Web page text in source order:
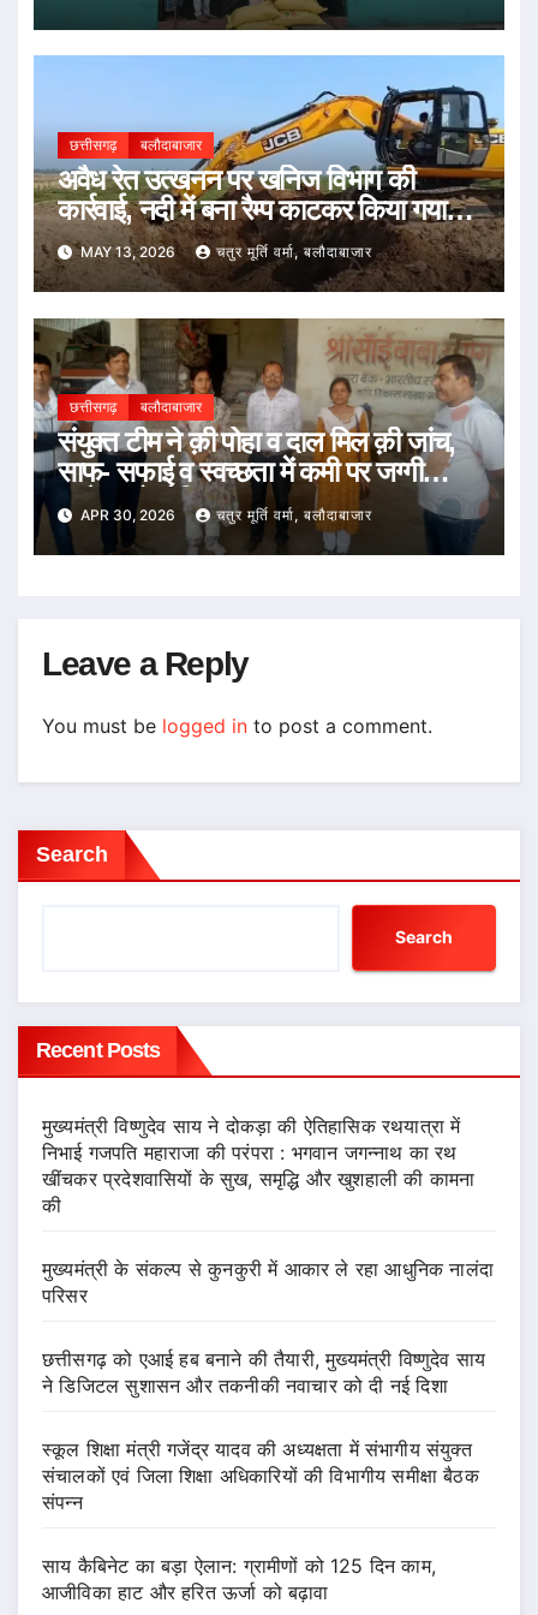
छत्तीसगढ़ बलौदाबाजार
अवैध रेत उत्खनन पर खनिज विभाग की
कार्रवाई, नदी में बना रैम्प काटकर किया गया
अवरुद्ध
MAY 13, 2026 चतुर मूर्ति वर्मा, बलौदाबाजार
छत्तीसगढ़ बलौदाबाजार
संयुक्त टीम ने क़ी पोहा व दाल मिल क़ी जांच,
साफ- सफाई व स्वच्छता में कमी पर जग्गी
पल्सेस को नोटिस
APR 30, 2026 चतुर मूर्ति वर्मा, बलौदाबाजार
Leave a Reply
You must be logged in to post a comment.
Search
Search
Recent Posts
मुख्यमंत्री विष्णुदेव साय ने दोकड़ा की ऐतिहासिक रथयात्रा में
निभाई गजपति महाराजा की परंपरा : भगवान जगन्नाथ का रथ
खींचकर प्रदेशवासियों के सुख, समृद्धि और खुशहाली की कामना
की
मुख्यमंत्री के संकल्प से कुनकुरी में आकार ले रहा आधुनिक नालंदा
परिसर
छत्तीसगढ़ को एआई हब बनाने की तैयारी, मुख्यमंत्री विष्णुदेव साय
ने डिजिटल सुशासन और तकनीकी नवाचार को दी नई दिशा
स्कूल शिक्षा मंत्री गजेंद्र यादव की अध्यक्षता में संभागीय संयुक्त
संचालकों एवं जिला शिक्षा अधिकारियों की विभागीय समीक्षा बैठक
संपन्न
साय कैबिनेट का बड़ा ऐलान: ग्रामीणों को 125 दिन काम,
आजीविका हाट और हरित ऊर्जा को बढ़ावा